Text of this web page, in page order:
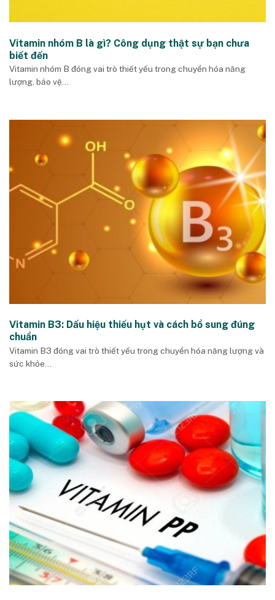
Vitamin nhóm B là gì? Công dụng thật sự bạn chưa
biết đến
Vitamin nhóm B đóng vai trò thiết yếu trong chuyển hóa năng
lượng, bảo vệ...
Vitamin B3: Dấu hiệu thiếu hụt và cách bổ sung đúng
chuẩn
Vitamin B3 đóng vai trò thiết yếu trong chuyển hóa năng lượng và
sức khỏe...